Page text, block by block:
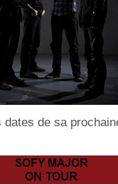
dates de sa